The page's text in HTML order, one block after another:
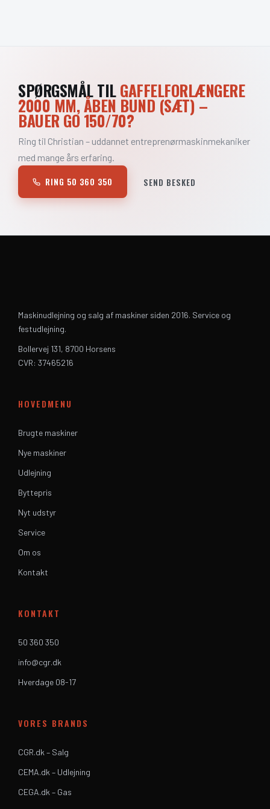
SPØRGSMÅL TILGAFFELFORLÆNGERE
2000 MM, ÅBEN BUND (SÆT) –
BAUER GO 150/70?
Ring til Christian – uddannet entreprenørmaskinmekaniker
med mange års erfaring.
RING 50 360 350 SEND BESKED
Maskinudlejning og salg af maskiner siden 2016. Service og
festudlejning.
Bollervej 131, 8700 Horsens
CVR: 37465216
HOVEDMENU
Brugte maskiner
Nye maskiner
Udlejning
Byttepris
Nyt udstyr
Service
Om os
Kontakt
KONTAKT
50 360 350
info@cgr.dk
Hverdage 08-17
VORES BRANDS
CGR.dk – Salg
CEMA.dk – Udlejning
CEGA.dk – Gas